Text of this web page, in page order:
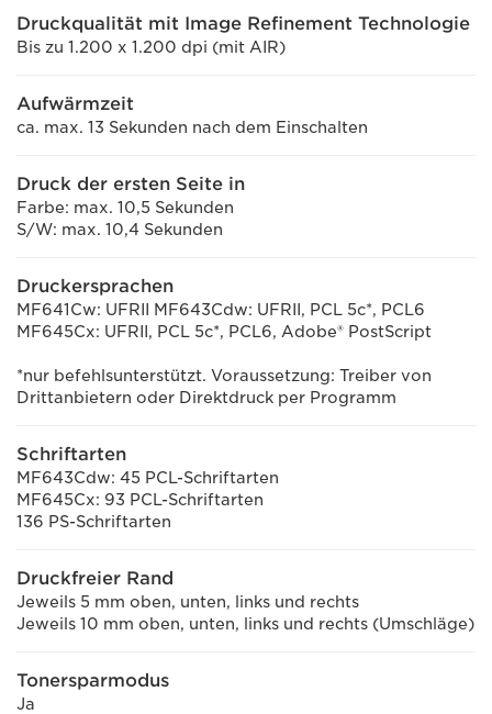
Druckqualität mit Image Refinement Technologie
Bis zu 1.200 x 1.200 dpi (mit AIR)
Aufwärmzeit
ca. max. 13 Sekunden nach dem Einschalten
Druck der ersten Seite in
Farbe: max. 10,5 Sekunden
S/W: max. 10,4 Sekunden
Druckersprachen
MF641Cw: UFRII MF643Cdw: UFRII, PCL 5c*, PCL6
MF645Cx: UFRII, PCL 5c*, PCL6, Adobe® PostScript
*nur befehlsunterstützt. Voraussetzung: Treiber von
Drittanbietern oder Direktdruck per Programm
Schriftarten
MF643Cdw: 45 PCL-Schriftarten
MF645Cx: 93 PCL-Schriftarten
136 PS-Schriftarten
Druckfreier Rand
Jeweils 5 mm oben, unten, links und rechts
Jeweils 10 mm oben, unten, links und rechts (Umschläge)
Tonersparmodus
Ja